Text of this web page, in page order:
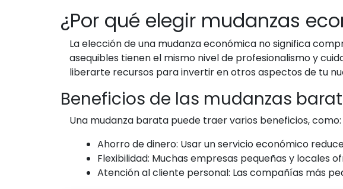
¿Por qué elegir mudanzas
La elección de una mudanza económica no significa
asequibles tienen el mismo nivel de profesionalismo y
liberarte recursos para invertir en otros aspectos de tu
Beneficios de las mudanzas
Una mudanza barata puede traer varios beneficios, como:
Ahorro de dinero: Usar un servicio económico
Flexibilidad: Muchas empresas pequeñas y locales
Atención al cliente personal: Las compañías más